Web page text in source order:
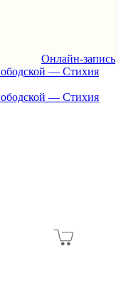
Онлайн-запись